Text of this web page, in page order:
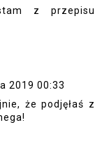
z przepisu
2019 00:33
że podjęłaś z